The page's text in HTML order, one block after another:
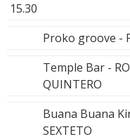
15.30
Proko groove -
Temple Bar -
QUINTERO
Buana Buana
SEXTETO